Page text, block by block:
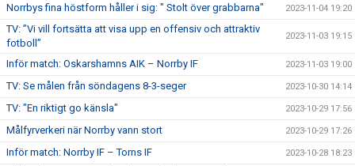
Norrbys fina höstform håller i sig: " Stolt över grabbarna" 2023-11-04 19:20
TV: ”Vi vill fortsätta att visa upp en offensiv och attraktiv
fotboll”
2023-11-03 19:15
Inför match: Oskarshamns AIK – Norrby IF 2023-11-03 19:00
TV: Se målen från söndagens 8-3-seger 2023-10-30 14:14
TV: "En riktigt go känsla" 2023-10-29 17:56
Målfyrverkeri när Norrby vann stort 2023-10-29 17:26
Inför match: Norrby IF – Torns IF 2023-10-28 18:23